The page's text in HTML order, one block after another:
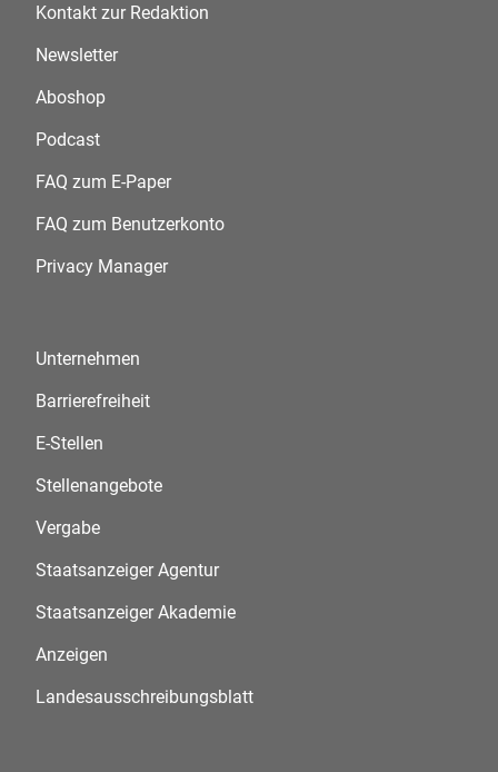
Kontakt zur Redaktion
Newsletter
Aboshop
Podcast
FAQ zum E-Paper
FAQ zum Benutzerkonto
Privacy Manager
Unternehmen
Barrierefreiheit
E-Stellen
Stellenangebote
Vergabe
Staatsanzeiger Agentur
Staatsanzeiger Akademie
Anzeigen
Landesausschreibungsblatt